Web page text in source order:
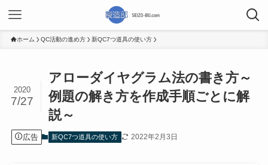
ホーム QC活動の進め方 新QC7つ道具の使い方
アローダイヤグラム法の書き方～
例題の解き方を作成手順ごとに解
説～
2020
7/27
広告 新QC7つ道具の使い方 2022年2月3日